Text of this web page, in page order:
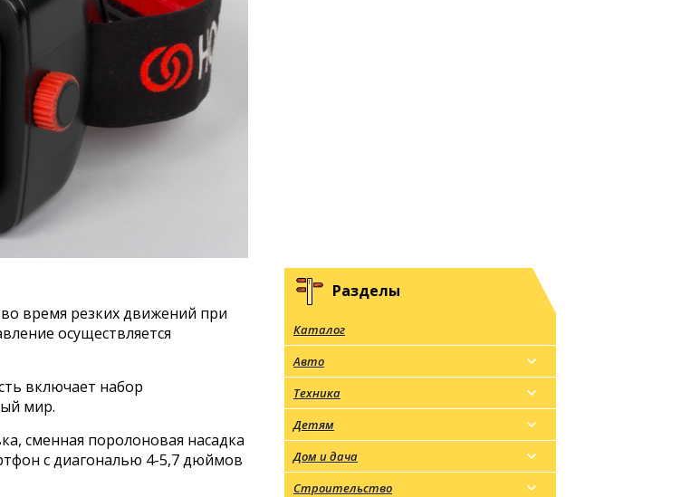
время резких движений при
осуществляется
включает набор
мир.
сменная поролоновая насадка
с диагональю 4-5,7 дюймов
Разделы
Каталог
Авто
Техника
Детям
Дом и дача
Строительство